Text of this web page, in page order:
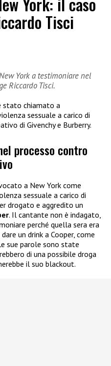
Tisci
York a testimoniare nel
Riccardo Tisci.
stato chiamato a
sessuale a carico di
di Givenchy e Burberry.
processo contro
a New York come
sessuale a carico di
drogato e aggredito un
. Il cantante non è indagato,
perché quella sera era
un drink a Cooper, come
sue parole sono state
di una possibile droga
il suo blackout.